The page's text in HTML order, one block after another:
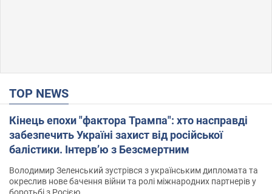
TOP NEWS
Кінець епохи "фактора Трампа": хто насправді
забезпечить Україні захист від російської
балістики. Інтерв’ю з Безсмертним
Володимир Зеленський зустрівся з українським дипломата та
окреслив нове бачення війни та ролі міжнародних партнерів у
боротьбі з Росією